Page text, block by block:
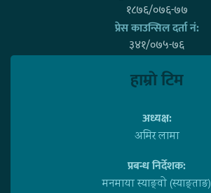
१८७६/०७६-७७
प्रेस काउन्सिल दर्ता नं:
३४१/०७५-७६
हाम्राे टिम
अध्यक्ष:
अमिर लामा
प्रबन्ध निर्देशक:
मनमाया स्याङ्वाे (स्याङ्ताङ)